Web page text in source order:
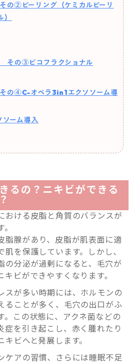
の②ピーリング（ケミカルピーリ
その③ピコフラクショナル
の④C-オペラ3in1エクソソーム導
ーム導入
るの？ニキビができる
おける皮脂と角質のバランスが
脂腺があり、皮脂が肌表面に適
肌を保護しています。しかし、
の分泌が過剰になると、毛穴が
ビができやすくなります。
スが多い時期には、ホルモンの
ることが多く、毛穴の出口がふ
。この状態に、アクネ菌などの
症を引き起こし、赤く腫れたり
ビへと発展します。
ケアの習慣、さらには睡眠不足